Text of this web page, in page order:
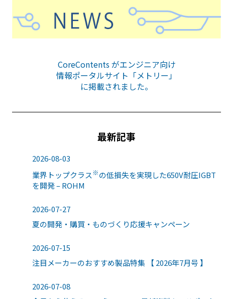
CoreContents がエンジニア向け
情報ポータルサイト「メトリー」
に掲載されました。
最新記事
2026-08-03
業界トップクラス※の低損失を実現した650V耐圧IGBT
を開発 – ROHM
2026-07-27
夏の開発・購買・ものづくり応援キャンペーン
2026-07-15
注目メーカーのおすすめ製品特集 【 2026年7月号 】
2026-07-08